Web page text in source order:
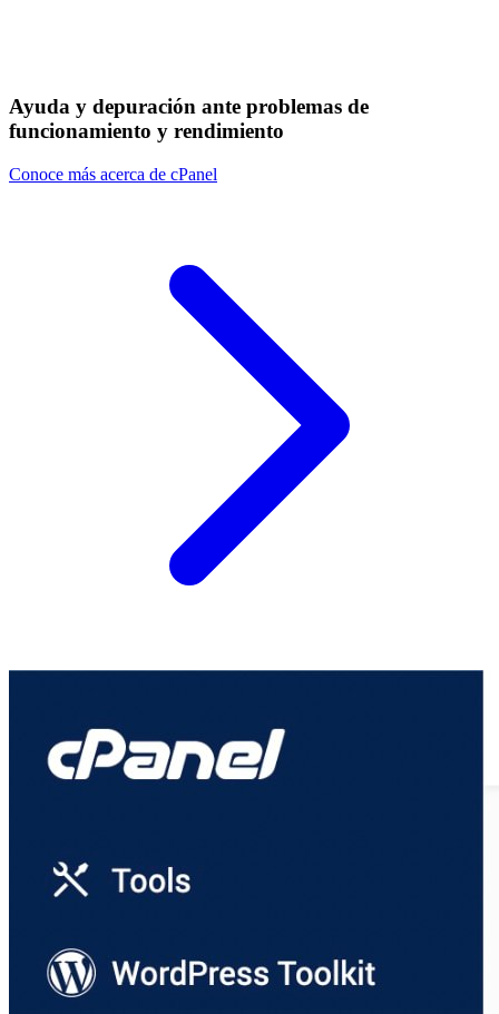
Ayuda y depuración ante problemas de
funcionamiento y rendimiento
Conoce más acerca de cPanel